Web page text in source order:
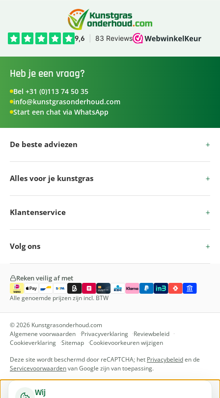
Heb je een vraag?
Bel +31 (0)113 74 50 35
info@kunstgrasonderhoud.com
Start een chat via WhatsApp
De beste adviezen
Alles voor je kunstgras
Klantenservice
Volg ons
© 2026 Kunstgrasonderhoud.com
Algemene voorwaarden
Privacyverklaring
Reviewbeleid
Cookieverklaring
Sitemap
Cookievoorkeuren wijzigen
Deze site wordt beschermd door reCAPTCHA; het Privacybeleiden de
Servicevoorwaardenvan Google zijn van toepassing.
Reken veilig af met
Alle genoemde prijzen zijn incl. BTW
Wij